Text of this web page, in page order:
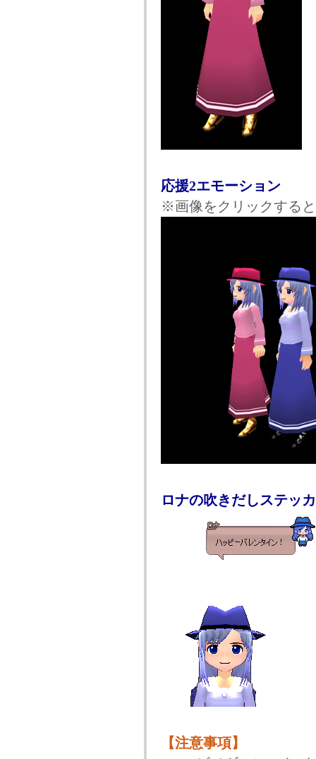
応援2エモーション
※画像をクリックする
ロナの吹きだしステッ
【注意事項】